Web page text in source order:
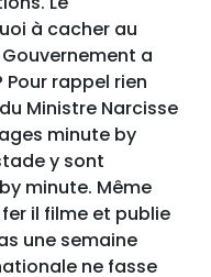
à cacher au
a
rappel rien
Ministre Narcisse
minute by
y sont
minute. Même
il filme et publie
une semaine
ne fasse